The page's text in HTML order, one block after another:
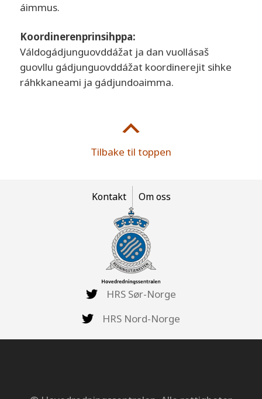
áimmus.
Koordinerenprinsihppa:
Váldogádjunguovddážat ja dan vuollásaš
guovllu gádjunguovddážat koordinerejit sihke
ráhkkaneami ja gádjundoaimma.
Tilbake til toppen
Kontakt Om oss
HRS Sør-Norge
HRS Nord-Norge